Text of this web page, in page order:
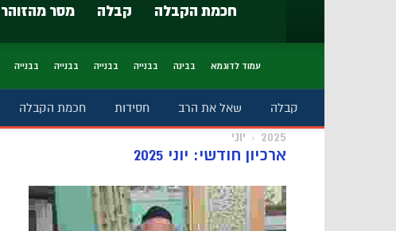
מסר מהזוהר קבלה חכמת הקבלה
עמוד לדוגמא בבינה בבנייה בבנייה בבנייה בבנייה
קבלה שאל את הרב חסידות חכמת הקבלה
2025 יוני
ארכיון חודשי: יוני 2025